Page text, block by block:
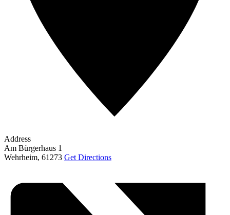
Address
Am Bürgerhaus 1
Wehrheim, 61273 Get Directions